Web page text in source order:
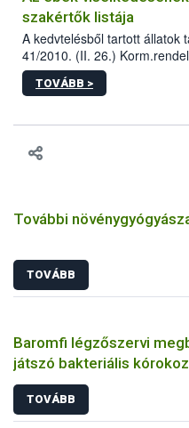
szakértők listája
A kedvtelésből tartott állatok
41/2010. (II. 26.)
sérülés, illetve ennek
hatósági feladatokat,
vonni az ebek
TOVÁBB >
További
TOVÁBB
Baromfi légzőszervi
játszó bakteriális
TOVÁBB